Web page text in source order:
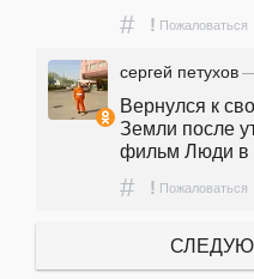
# ! Пожаловаться
сергей петухов —
Вернулся к
Земли после
фильм Люди в
# ! Пожаловаться